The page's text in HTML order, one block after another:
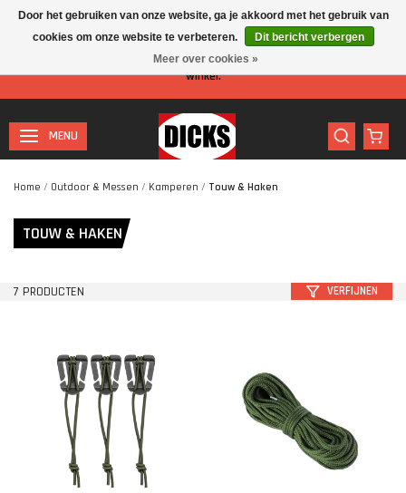
Let op: I.v.m. de zomervakantie is er minder personeel aanwezig in de
winkel.
MENU
Home / Outdoor & Messen / Kamperen / Touw & Haken
TOUW & HAKEN
7 PRODUCTEN VERFIJNEN
Door het gebruiken van onze website, ga je akkoord met het gebruik van
cookies om onze website te verbeteren.
Dit bericht verbergen
Meer over cookies »